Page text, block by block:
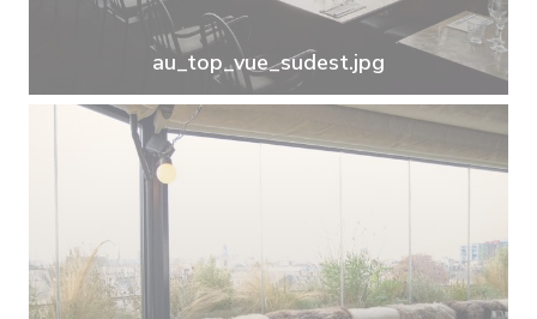
au_top_vue_sudest.jpg